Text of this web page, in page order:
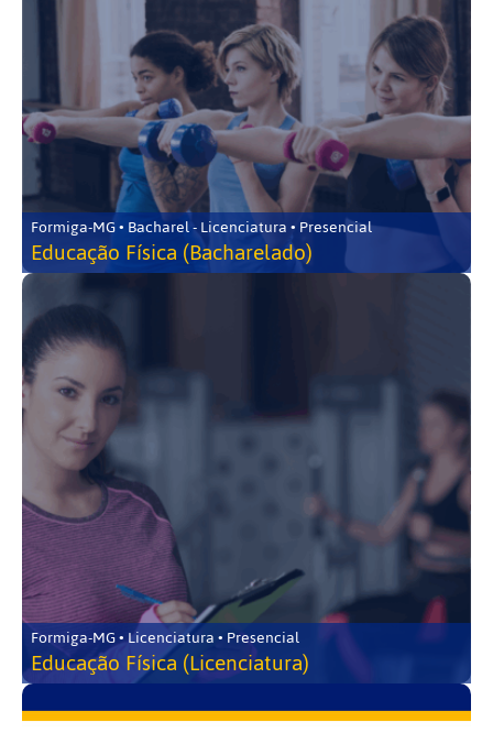
Formiga-MG • Bacharel - Licenciatura • Presencial
Educação Física (Bacharelado)
Formiga-MG • Licenciatura • Presencial
Educação Física (Licenciatura)